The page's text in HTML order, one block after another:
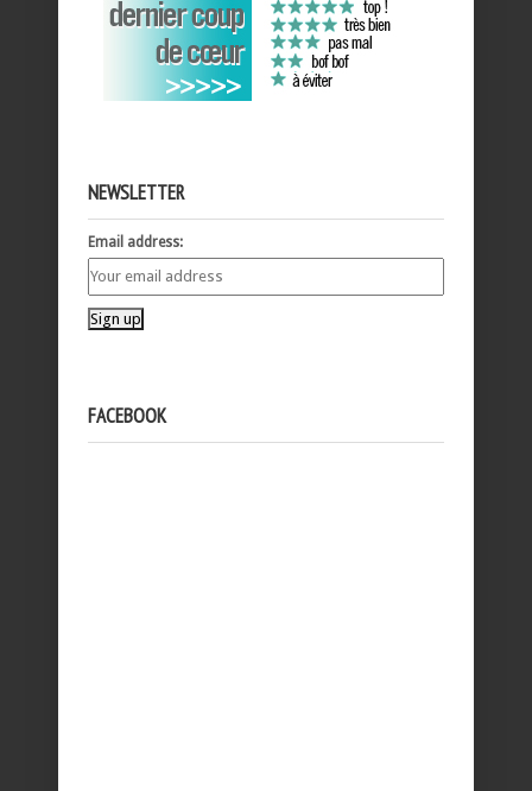
NEWSLETTER
Email address:
FACEBOOK